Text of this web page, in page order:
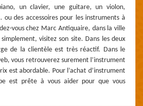
un clavier, une guitare, un violon,
des accessoires pour les instruments à
vous chez Marc Antiquaire, dans la ville
visitez son site. Dans les deux
de la clientèle est très réactif. Dans le
vous retrouverez surement l’instrument
est abordable. Pour l’achat d’instrument
est prête à vous aider pour que vous